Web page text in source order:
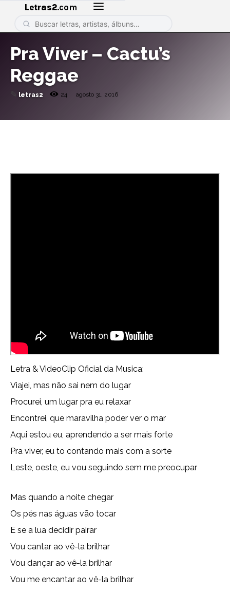
Letras2.com
Pra Viver – Cactu’s
Reggae
letras2 24 agosto 31, 2016
Letra & VideoClip Oficial da Musica:
Viajei, mas não sai nem do lugar
Procurei, um lugar pra eu relaxar
Encontrei, que maravilha poder ver o mar
Aqui estou eu, aprendendo a ser mais forte
Pra viver, eu to contando mais com a sorte
Leste, oeste, eu vou seguindo sem me preocupar
Mas quando a noite chegar
Os pés nas águas vão tocar
E se a lua decidir pairar
Vou cantar ao vê-la brilhar
Vou dançar ao vê-la brilhar
Vou me encantar ao vê-la brilhar